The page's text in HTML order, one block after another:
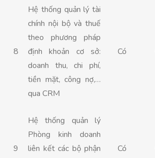
8
Hệ thống quản lý tài
chính nội bộ và thuế
theo phương pháp
định khoản cơ sở:
doanh thu, chi phí,
tiền mặt, công nợ,…
qua CRM
Có
9
Hệ thống quản lý
Phòng kinh doanh
liên kết các bộ phận
Có